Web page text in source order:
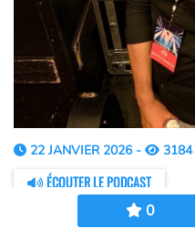
0
22 JANVIER 2026 - 3184
ÉCOUTER LE PODCAST
Retrouvez l'interview de